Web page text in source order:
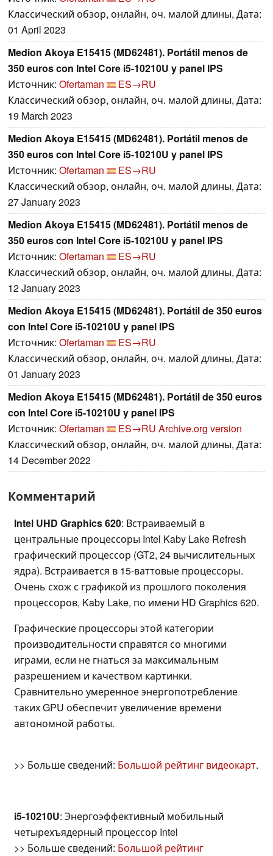
Классический обзор, онлайн, оч. малой длины, Дата:
01 April 2023
Medion Akoya E15415 (MD62481). Portátil menos de
350 euros con Intel Core i5-10210U y panel IPS
Источник: Ofertaman
ES→RU
Классический обзор, онлайн, оч. малой длины, Дата:
19 March 2023
Medion Akoya E15415 (MD62481). Portátil menos de
350 euros con Intel Core i5-10210U y panel IPS
Источник: Ofertaman
ES→RU
Классический обзор, онлайн, оч. малой длины, Дата:
27 January 2023
Medion Akoya E15415 (MD62481). Portátil menos de
350 euros con Intel Core i5-10210U y panel IPS
Источник: Ofertaman
ES→RU
Классический обзор, онлайн, оч. малой длины, Дата:
12 January 2023
Medion Akoya E15415 (MD62481). Portátil de 350 euros
con Intel Core i5-10210U y panel IPS
Источник: Ofertaman
ES→RU
Классический обзор, онлайн, оч. малой длины, Дата:
01 January 2023
Medion Akoya E15415 (MD62481). Portátil de 350 euros
con Intel Core i5-10210U y panel IPS
Источник: Ofertaman ES→RU Archive.org version
Классический обзор, онлайн, оч. малой длины, Дата:
14 December 2022
Комментарий
Intel UHD Graphics 620: Встраиваемый в
центральные процессоры Intel Kaby Lake Refresh
графический процессор (GT2, 24 вычислительных
ядра). Встраивается в 15-ваттовые процессоры.
Очень схож с графикой из прошлого поколения
процессоров, Kaby Lake, по имени HD Graphics 620.
Графические процессоры этой категории
производительности справятся со многими
играми, если не гнаться за максимальным
разрешением и качеством картинки.
Сравнительно умеренное энергопотребление
таких GPU обеспечит увеличение времени
автономной работы.
>> Больше сведений: Большой рейтинг видеокарт.
i5-10210U: Энергоэффективный мобильный
четырехъядерный процессор Intel
>> Больше сведений: Большой рейтинг